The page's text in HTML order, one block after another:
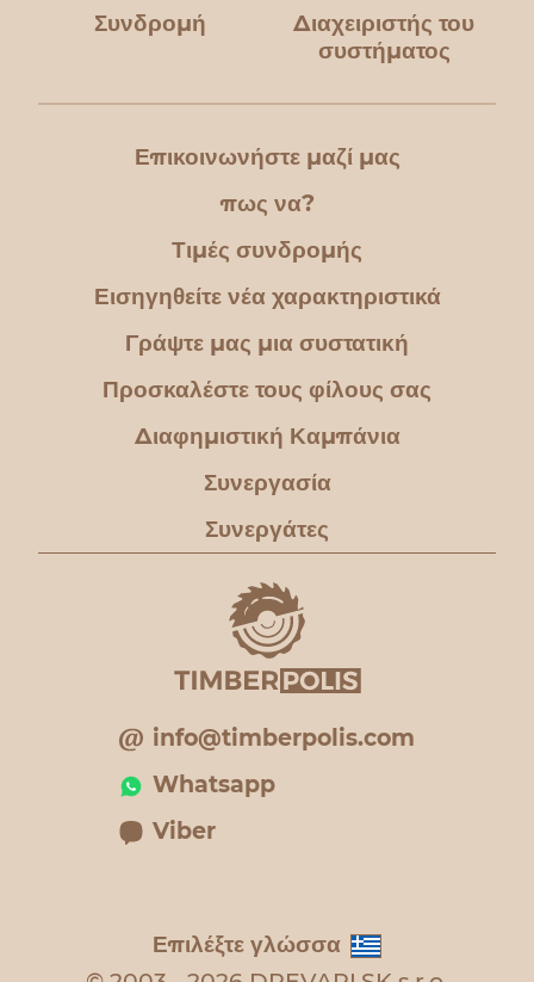
Συνδρομή
Διαχειριστής του
συστήματος
Επικοινωνήστε μαζί μας
πως να?
Τιμές συνδρομής
Εισηγηθείτε νέα χαρακτηριστικά
Γράψτε μας μια συστατική
Προσκαλέστε τους φίλους σας
Διαφημιστική Καμπάνια
Συνεργασία
Συνεργάτες
info@timberpolis.com
Whatsapp
Viber
Επιλέξτε γλώσσα